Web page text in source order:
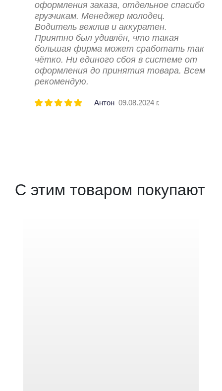
оформления заказа, отдельное спасибо
грузчикам. Менеджер молодец.
Водитель вежлив и аккуратен.
Приятно был удивлён, что такая
большая фирма может сработать так
чётко. Ни единого сбоя в системе от
оформления до принятия товара. Всем
рекомендую.
Антон 09.08.2024 г.